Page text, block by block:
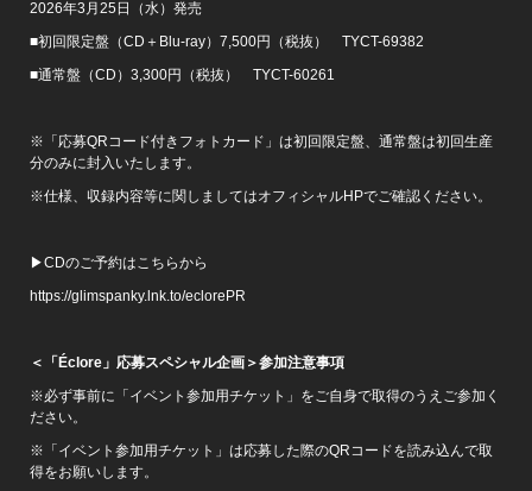
2026年3月25日（水）発売
■初回限定盤（CD＋Blu-ray）7,500円（税抜） TYCT-69382
■通常盤（CD）3,300円（税抜） TYCT-60261
※「応募QRコード付きフォトカード」は初回限定盤、通常盤は初回生産
分のみに封入いたします。
※仕様、収録内容等に関しましてはオフィシャルHPでご確認ください。
▶CDのご予約はこちらから
https://glimspanky.lnk.to/eclorePR
＜「Éclore」応募スペシャル企画＞参加注意事項
※必ず事前に「イベント参加用チケット」をご自身で取得のうえご参加く
ださい。
※「イベント参加用チケット」は応募した際のQRコードを読み込んで取
得をお願いします。